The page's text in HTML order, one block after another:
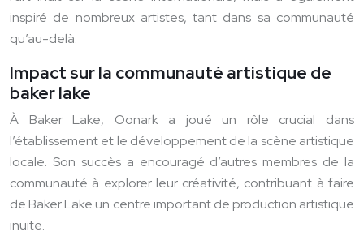
inspiré de nombreux artistes, tant dans sa communauté
qu’au-delà.
Impact sur la communauté artistique de
baker lake
À Baker Lake, Oonark a joué un rôle crucial dans
l’établissement et le développement de la scène artistique
locale. Son succès a encouragé d’autres membres de la
communauté à explorer leur créativité, contribuant à faire
de Baker Lake un centre important de production artistique
inuite.